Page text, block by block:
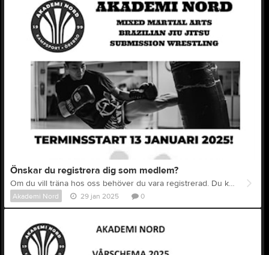
Önskar du registrera dig som medlem?
Om du vill träna hos oss behöver du vara registrerad. Du kan registrera dig via länken https://forms.gle/gW4hmiySzxFEAQhj7 eller genom att läsa in QR-koden på denna sida eller på klubben. Om du har frågor kan du maila oss på styrelsen.akademinord@gmail.com eller fråga din tränare.
Akademi Nord 29 jan 2025 0